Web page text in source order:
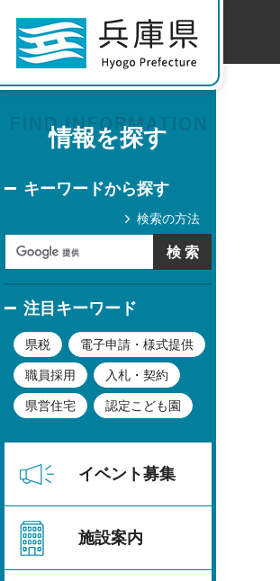
情報を探す
キーワードから探す
検索の方法
注目キーワード
県税 電子申請・様式提供
職員採用 入札・契約
県営住宅 認定こども園
イベント募集
施設案内